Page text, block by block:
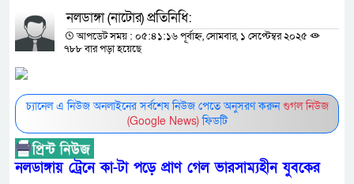
নলডাঙ্গা (নাটোর) প্রতিনিধি:
আপডেট সময় : ০৫:৪১:১৬ পূর্বাহ্ন, সোমবার, ১ সেপ্টেম্বর ২০২৫
৭৮৮ বার পড়া হয়েছে
চ্যানেল এ নিউজ অনলাইনের সর্বশেষ নিউজ পেতে অনুসরণ করুনগুগল নিউজ
(Google News)ফিডটি
নলডাঙ্গায় ট্রেনে কা-টা পড়ে প্রাণ গেল ভারসাম্যহীন যুবকের